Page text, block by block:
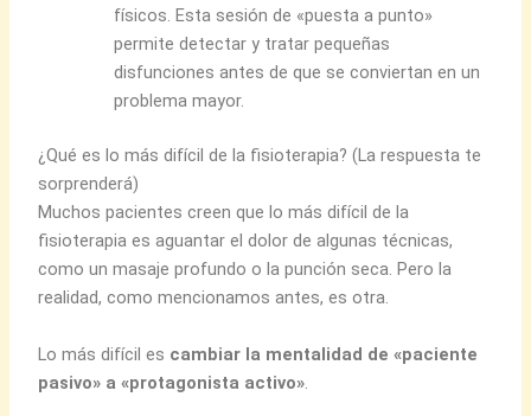
físicos. Esta sesión de «puesta a punto»
permite detectar y tratar pequeñas
disfunciones antes de que se conviertan en un
problema mayor.
¿Qué es lo más difícil de la fisioterapia? (La respuesta te
sorprenderá)
Muchos pacientes creen que lo más difícil de la
fisioterapia es aguantar el dolor de algunas técnicas,
como un masaje profundo o la punción seca. Pero la
realidad, como mencionamos antes, es otra.
Lo más difícil es cambiar la mentalidad de «paciente
pasivo» a «protagonista activo».